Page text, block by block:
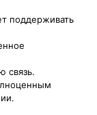
поддерживать
связь.